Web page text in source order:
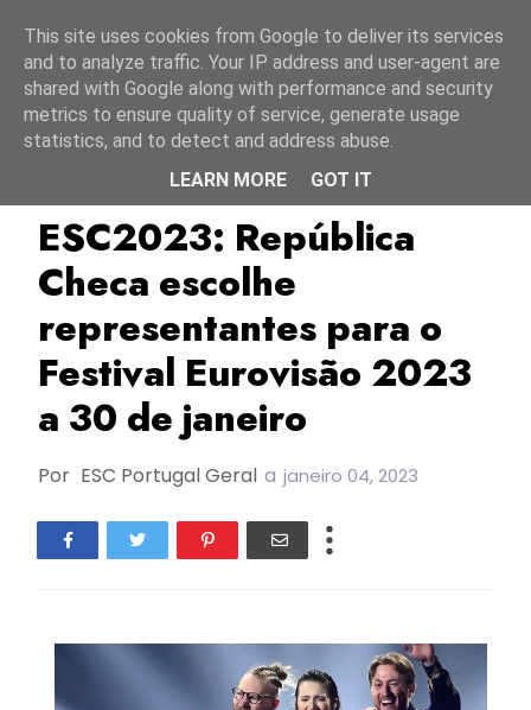
ESC2023 Eurovision Song CZ 2023
ESC2023: República
Checa escolhe
representantes para o
Festival Eurovisão 2023
a 30 de janeiro
Por ESC Portugal Geral a janeiro 04, 2023
This site uses cookies from Google to deliver its services
and to analyze traffic. Your IP address and user-agent are
shared with Google along with performance and security
metrics to ensure quality of service, generate usage
statistics, and to detect and address abuse.
LEARN MORE
GOT IT